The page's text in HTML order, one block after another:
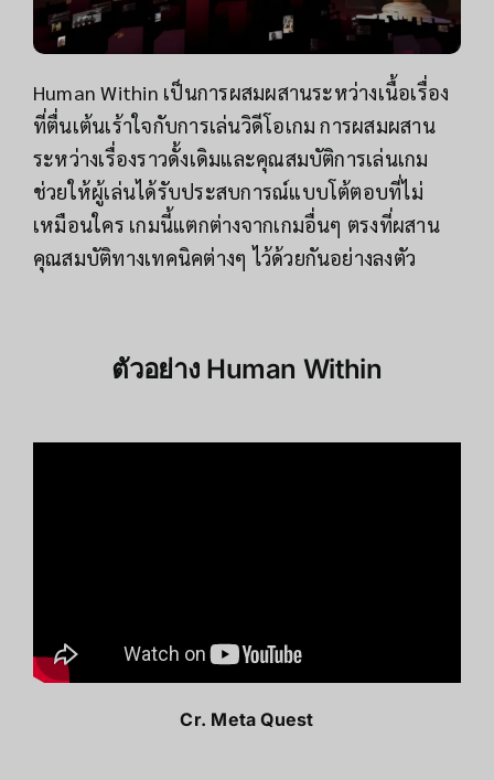
Human Within เป็นการผสมผสานระหว่างเนื้อเรื่อง
ที่ตื่นเต้นเร้าใจกับการเล่นวิดีโอเกม การผสมผสาน
ระหว่างเรื่องราวดั้งเดิมและคุณสมบัติการเล่นเกม
ช่วยให้ผู้เล่นได้รับประสบการณ์แบบโต้ตอบที่ไม่
เหมือนใคร เกมนี้แตกต่างจากเกมอื่นๆ ตรงที่ผสาน
คุณสมบัติทางเทคนิคต่างๆ ไว้ด้วยกันอย่างลงตัว
ตัวอย่าง Human Within
Cr. Meta Quest